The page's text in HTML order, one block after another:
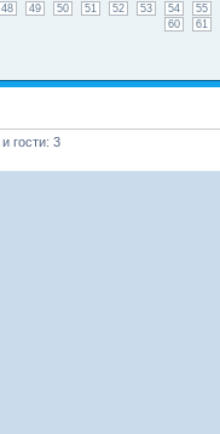
48 49 50 51 52 53 54
55
60
61
и гости: 3